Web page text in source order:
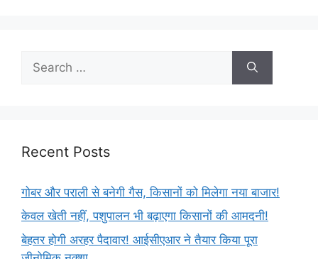
Recent Posts
गोबर और पराली से बनेगी गैस, किसानों को मिलेगा नया बाजार!
केवल खेती नहीं, पशुपालन भी बढ़ाएगा किसानों की आमदनी!
बेहतर होगी अरहर पैदावार! आईसीएआर ने तैयार किया पूरा